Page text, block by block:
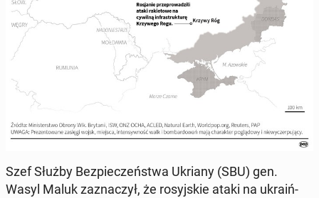
Szef Służby Bez­pie­czeń­stwa Ukriany (SBU) gen.
Wasyl Maluk za­zna­czył, że ro­syj­skie ataki na ukra­iń­